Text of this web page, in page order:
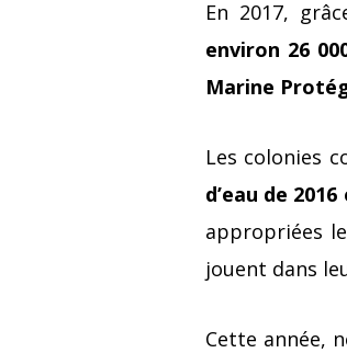
En 2017,
environ 26
Marine
Les colonies
d’eau de
appropriées
jouent dans
Cette année,